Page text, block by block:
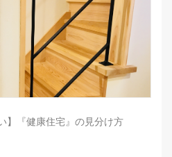
】『健康住宅』の見分け方